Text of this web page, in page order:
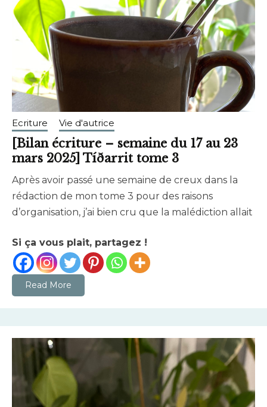
Ecriture Vie d'autrice
[Bilan écriture – semaine du 17 au 23
mars 2025] Tíðarrit tome 3
mars
2025
brunhildtranchant@gmail.com
Après avoir passé une semaine de creux dans la
rédaction de mon tome 3 pour des raisons
d’organisation, j’ai bien cru que la malédiction allait
Si ça vous plait, partagez !
Read More